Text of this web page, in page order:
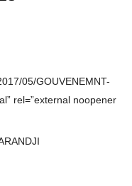
05/GOUVENEMNT-
rel=”external noopener